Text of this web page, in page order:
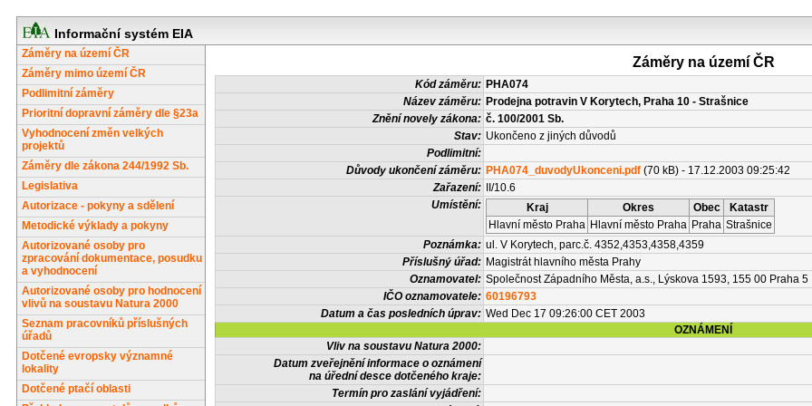
Informační systém EIA
Záměry na území ČR
Záměry mimo území ČR
Podlimitní záměry
Prioritní dopravní záměry dle §23a
Vyhodnocení změn velkých
projektů
Záměry dle zákona 244/1992 Sb.
Legislativa
Autorizace - pokyny a sdělení
Metodické výklady a pokyny
Autorizované osoby pro
zpracování dokumentace, posudku
a vyhodnocení
Autorizované osoby pro hodnocení
vlivů na soustavu Natura 2000
Seznam pracovníků příslušných
úřadů
Dotčené evropsky významné
lokality
Dotčené ptačí oblasti
Záměry na území ČR
Kód záměru: PHA074
Název záměru: Prodejna potravin V Korytech, Praha 10 - Strašnice
Znění novely zákona: č. 100/2001 Sb.
Stav: Ukončeno z jiných důvodů
Podlimitní:
Důvody ukončení záměru: PHA074_duvodyUkonceni.pdf (70 kB) - 17.12.2003 09:25:42
Zařazení:
II/10.6
Umístění:
Kraj Okres Obec
Katastr
Hlavní město Praha Hlavní město Praha Praha Strašnice
Poznámka: ul. V Korytech, parc.č. 4352,4353,4358,4359
Příslušný úřad: Magistrát hlavního města Prahy
Oznamovatel: Společnost Západního Města, a.s., Lýskova 1593, 155 00 Praha 5
IČO oznamovatele: 60196793
Datum a čas posledních úprav: Wed Dec 17 09:26:00 CET 2003
OZNÁMENÍ
Vliv na soustavu Natura 2000:
Datum zveřejnění informace o oznámení
na úřední desce dotčeného kraje:
Termín pro zaslání vyjádření: